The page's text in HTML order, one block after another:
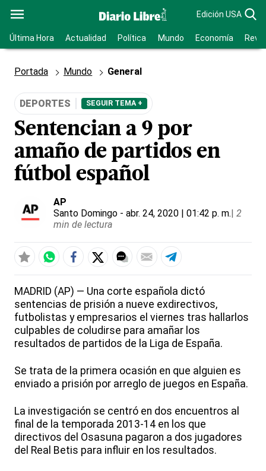
Edición USA
Última Hora Actualidad Política Mundo Economía
Portada Mundo General
DEPORTES SEGUIR TEMA +
Sentencian a 9 por
amaño de partidos en
fútbol español
AP
Santo Domingo - abr. 24, 2020 | 01:42 p. m.| 2
min de lectura
MADRID (AP) — Una corte española dictó
sentencias de prisión a nueve exdirectivos,
futbolistas y empresarios el viernes tras hallarlos
culpables de coludirse para amañar los
resultados de partidos de la Liga de España.
Se trata de la primera ocasión en que alguien es
enviado a prisión por arreglo de juegos en España.
La investigación se centró en dos encuentros al
final de la temporada 2013-14 en los que
directivos del Osasuna pagaron a dos jugadores
del Real Betis para influir en los resultados.